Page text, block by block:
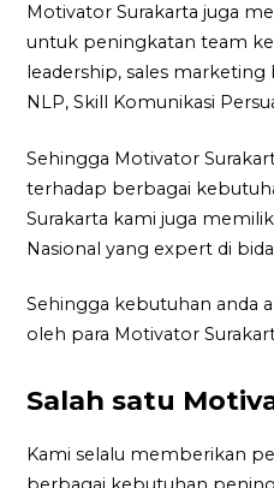
Motivator Surakarta juga
untuk peningkatan team
leadership, sales
NLP, Skill Komunikasi
Sehingga Motivator
terhadap berbagai
Surakarta kami juga
Nasional yang expert di
Sehingga kebutuhan anda
oleh para Motivator
Salah satu
Kami selalu memberikan